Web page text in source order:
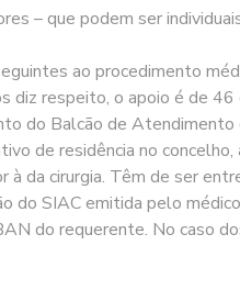
– que podem ser
ao procedimento
respeito, o apoio é de
do Balcão de Atendimento
de residência no
da cirurgia. Têm de ser
do SIAC emitida pelo
do requerente. No caso